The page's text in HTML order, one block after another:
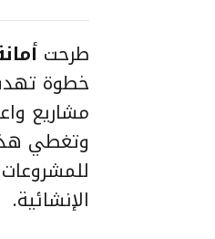
طرحت
خطوة
مشاريع
وتغطي
الإنشائية.